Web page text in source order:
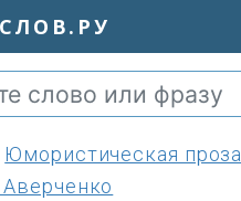
Юмористическая проза